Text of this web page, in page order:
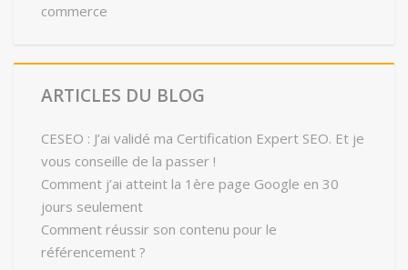
commerce
ARTICLES DU BLOG
CESEO : J’ai validé ma Certification Expert SEO. Et je
vous conseille de la passer !
Comment j’ai atteint la 1ère page Google en 30
jours seulement
Comment réussir son contenu pour le
référencement ?